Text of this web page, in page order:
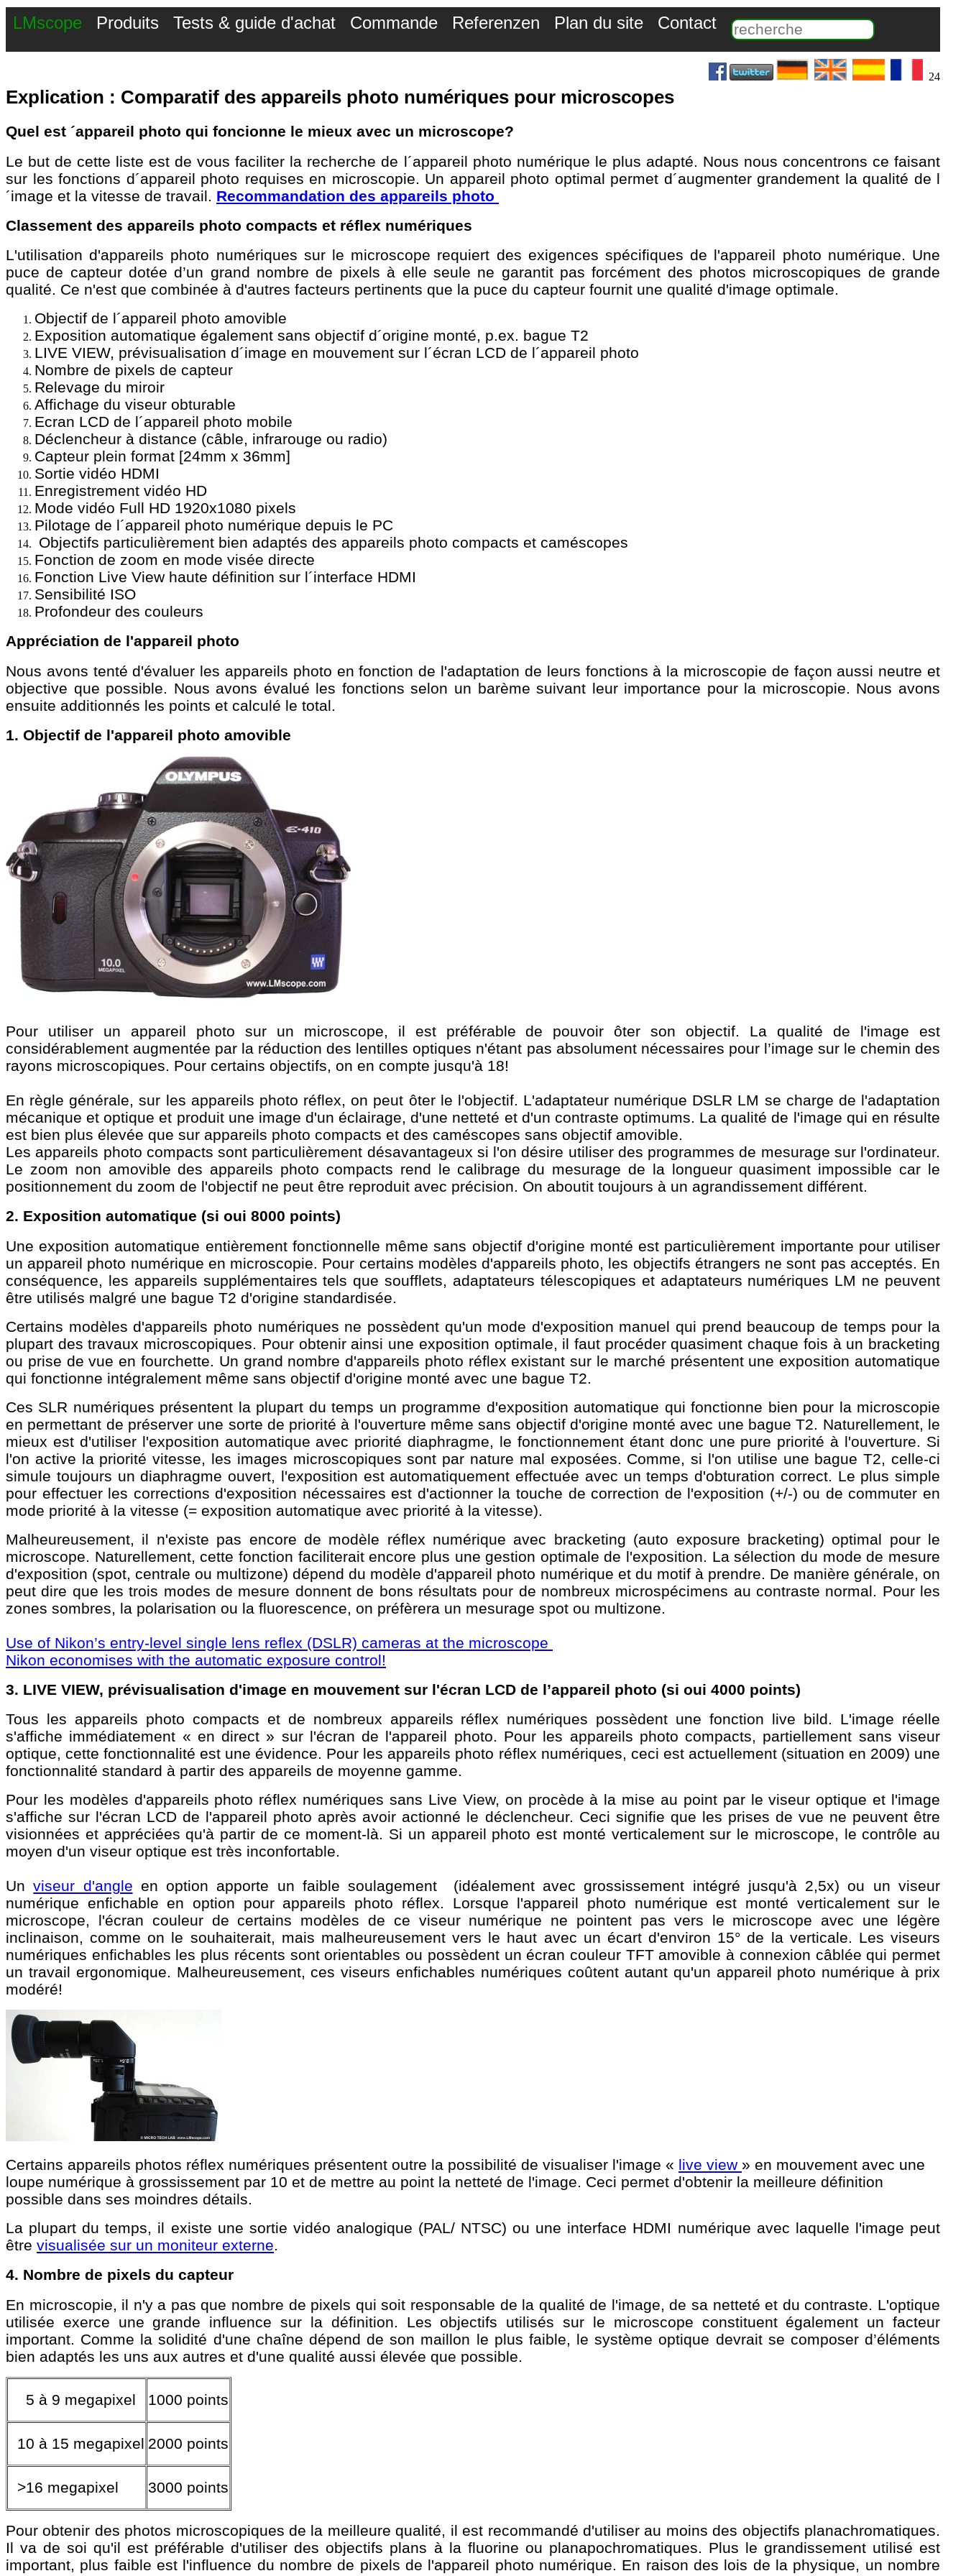
LMscope Produits Tests & guide d'achat Commande Referenzen Plan du site Contact
24
Explication : Comparatif des appareils photo numériques pour microscopes
Quel est ´appareil photo qui foncionne le mieux avec un microscope?
Le but de cette liste est de vous faciliter la recherche de l´appareil photo numérique le plus adapté. Nous nous concentrons ce faisant
sur les fonctions d´appareil photo requises en microscopie. Un appareil photo optimal permet d´augmenter grandement la qualité de l
´image et la vitesse de travail. Recommandation des appareils photo
Classement des appareils photo compacts et réflex numériques
L'utilisation d'appareils photo numériques sur le microscope requiert des exigences spécifiques de l'appareil photo numérique. Une
puce de capteur dotée d’un grand nombre de pixels à elle seule ne garantit pas forcément des photos microscopiques de grande
qualité. Ce n'est que combinée à d'autres facteurs pertinents que la puce du capteur fournit une qualité d'image optimale.
​​Objectif de l´appareil photo amovible
Exposition automatique également sans objectif d´origine monté, p.ex. bague T2
LIVE VIEW, prévisualisation d´image en mouvement sur l´écran LCD de l´appareil photo
Nombre de pixels de capteur
Relevage du miroir
Affichage du viseur obturable
Ecran LCD de l´appareil photo mobile
Déclencheur à distance (câble, infrarouge ou radio)
Capteur plein format [24mm x 36mm]
Sortie vidéo HDMI
Enregistrement vidéo HD
Mode vidéo Full HD 1920x1080 pixels
Pilotage de l´appareil photo numérique depuis le PC
Objectifs particulièrement bien adaptés des appareils photo compacts et caméscopes
Fonction de zoom en mode visée directe
Fonction Live View haute définition sur l´interface HDMI
Sensibilité ISO
Profondeur des couleurs
Appréciation de l'appareil photo
Nous avons tenté d'évaluer les appareils photo en fonction de l'adaptation de leurs fonctions à la microscopie de façon aussi neutre et
objective que possible. Nous avons évalué les fonctions selon un barème suivant leur importance pour la microscopie. Nous avons
ensuite additionnés les points et calculé le total.
1. Objectif de l'appareil photo amovible
Pour utiliser un appareil photo sur un microscope, il est préférable de pouvoir ôter son objectif. La qualité de l'image est
considérablement augmentée par la réduction des lentilles optiques n'étant pas absolument nécessaires pour l’image sur le chemin des
rayons microscopiques. Pour certains objectifs, on en compte jusqu'à 18!
En règle générale, sur les appareils photo réflex, on peut ôter le l'objectif. L'adaptateur numérique DSLR LM se charge de l'adaptation
mécanique et optique et produit une image d'un éclairage, d'une netteté et d'un contraste optimums. La qualité de l'image qui en résulte
est bien plus élevée que sur appareils photo compacts et des caméscopes sans objectif amovible.
Les appareils photo compacts sont particulièrement désavantageux si l'on désire utiliser des programmes de mesurage sur l'ordinateur.
Le zoom non amovible des appareils photo compacts rend le calibrage du mesurage de la longueur quasiment impossible car le
positionnement du zoom de l'objectif ne peut être reproduit avec précision. On aboutit toujours à un agrandissement différent.
2. Exposition automatique (si oui 8000 points)
Une exposition automatique entièrement fonctionnelle même sans objectif d'origine monté est particulièrement importante pour utiliser
un appareil photo numérique en microscopie. Pour certains modèles d'appareils photo, les objectifs étrangers ne sont pas acceptés. En
conséquence, les appareils supplémentaires tels que soufflets, adaptateurs télescopiques et adaptateurs numériques LM ne peuvent
être utilisés malgré une bague T2 d'origine standardisée.
Certains modèles d'appareils photo numériques ne possèdent qu'un mode d'exposition manuel qui prend beaucoup de temps pour la
plupart des travaux microscopiques. Pour obtenir ainsi une exposition optimale, il faut procéder quasiment chaque fois à un bracketing
ou prise de vue en fourchette. Un grand nombre d'appareils photo réflex existant sur le marché présentent une exposition automatique
qui fonctionne intégralement même sans objectif d'origine monté avec une bague T2.
Ces SLR numériques présentent la plupart du temps un programme d'exposition automatique qui fonctionne bien pour la microscopie
en permettant de préserver une sorte de priorité à l'ouverture même sans objectif d'origine monté avec une bague T2. Naturellement, le
mieux est d'utiliser l'exposition automatique avec priorité diaphragme, le fonctionnement étant donc une pure priorité à l'ouverture. Si
l'on active la priorité vitesse, les images microscopiques sont par nature mal exposées. Comme, si l'on utilise une bague T2, celle-ci
simule toujours un diaphragme ouvert, l'exposition est automatiquement effectuée avec un temps d'obturation correct. Le plus simple
pour effectuer les corrections d'exposition nécessaires est d'actionner la touche de correction de l'exposition (+/-) ou de commuter en
mode priorité à la vitesse (= exposition automatique avec priorité à la vitesse).
Malheureusement, il n'existe pas encore de modèle réflex numérique avec bracketing (auto exposure bracketing) optimal pour le
microscope. Naturellement, cette fonction faciliterait encore plus une gestion optimale de l'exposition. La sélection du mode de mesure
d'exposition (spot, centrale ou multizone) dépend du modèle d'appareil photo numérique et du motif à prendre. De manière générale, on
peut dire que les trois modes de mesure donnent de bons résultats pour de nombreux microspécimens au contraste normal. Pour les
zones sombres, la polarisation ou la fluorescence, on préfèrera un mesurage spot ou multizone.
Use of Nikon’s entry-level single lens reflex (DSLR) cameras at the microscope
Nikon economises with the automatic exposure control!
3. LIVE VIEW, prévisualisation d'image en mouvement sur l'écran LCD de l’appareil photo (si oui 4000 points)
Tous les appareils photo compacts et de nombreux appareils réflex numériques possèdent une fonction live bild. L'image réelle
s'affiche immédiatement « en direct » sur l'écran de l'appareil photo. Pour les appareils photo compacts, partiellement sans viseur
optique, cette fonctionnalité est une évidence. Pour les appareils photo réflex numériques, ceci est actuellement (situation en 2009) une
fonctionnalité standard à partir des appareils de moyenne gamme.
Pour les modèles d'appareils photo réflex numériques sans Live View, on procède à la mise au point par le viseur optique et l'image
s'affiche sur l'écran LCD de l'appareil photo après avoir actionné le déclencheur. Ceci signifie que les prises de vue ne peuvent être
visionnées et appréciées qu'à partir de ce moment-là. Si un appareil photo est monté verticalement sur le microscope, le contrôle au
moyen d'un viseur optique est très inconfortable.
Unviseur d'angle en option apporte un faible soulagement (idéalement avec grossissement intégré jusqu'à 2,5x) ou un viseur
numérique enfichable en option pour appareils photo réflex. Lorsque l'appareil photo numérique est monté verticalement sur le
microscope, l'écran couleur de certains modèles de ce viseur numérique ne pointent pas vers le microscope avec une légère
inclinaison, comme on le souhaiterait, mais malheureusement vers le haut avec un écart d'environ 15° de la verticale. Les viseurs
numériques enfichables les plus récents sont orientables ou possèdent un écran couleur TFT amovible à connexion câblée qui permet
un travail ergonomique. Malheureusement, ces viseurs enfichables numériques coûtent autant qu'un appareil photo numérique à prix
modéré!
Certains appareils photos réflex numériques présentent outre la possibilité de visualiser l'image « live view » en mouvement avec une
loupe numérique à grossissement par 10 et de mettre au point la netteté de l'image. Ceci permet d'obtenir la meilleure définition
possible dans ses moindres détails.
La plupart du temps, il existe une sortie vidéo analogique (PAL/ NTSC) ou une interface HDMI numérique avec laquelle l'image peut
être visualisée sur un moniteur externe.
4. Nombre de pixels du capteur
En microscopie, il n'y a pas que nombre de pixels qui soit responsable de la qualité de l'image, de sa netteté et du contraste. L'optique
utilisée exerce une grande influence sur la définition. Les objectifs utilisés sur le microscope constituent également un facteur
important. Comme la solidité d'une chaîne dépend de son maillon le plus faible, le système optique devrait se composer d’éléments
bien adaptés les uns aux autres et d'une qualité aussi élevée que possible.
5 à 9 megapixel 1000 points
10 à 15 megapixel 2000 points
>16 megapixel 3000 points
Pour obtenir des photos microscopiques de la meilleure qualité, il est recommandé d'utiliser au moins des objectifs planachromatiques.
Il va de soi qu'il est préférable d'utiliser des objectifs plans à la fluorine ou planapochromatiques. Plus le grandissement utilisé est
important, plus faible est l'influence du nombre de pixels de l'appareil photo numérique. En raison des lois de la physique, un nombre